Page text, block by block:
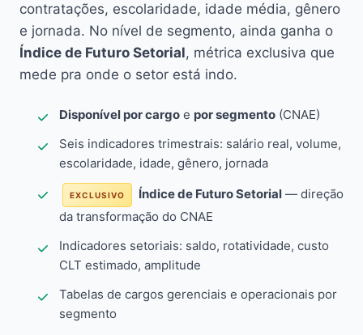
contratações, escolaridade, idade média, gênero
e jornada. No nível de segmento, ainda ganha o
Índice de Futuro Setorial, métrica exclusiva que
mede pra onde o setor está indo.
Disponível por cargo e por segmento (CNAE)
Seis indicadores trimestrais: salário real, volume,
escolaridade, idade, gênero, jornada
EXCLUSIVO Índice de Futuro Setorial — direção
da transformação do CNAE
Indicadores setoriais: saldo, rotatividade, custo
CLT estimado, amplitude
Tabelas de cargos gerenciais e operacionais por
segmento